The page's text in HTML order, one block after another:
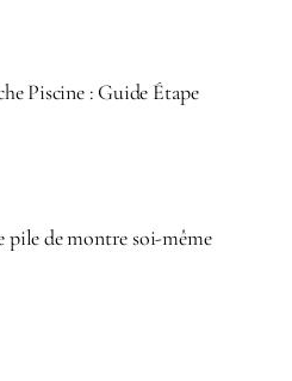
Piscine : Guide Étape
pile de montre soi-même